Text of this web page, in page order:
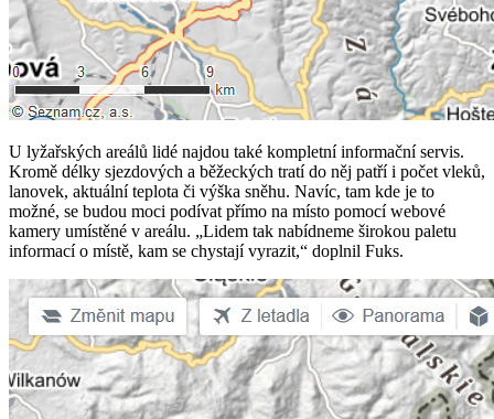
U lyžařských areálů lidé najdou také kompletní informační servis.
Kromě délky sjezdových a běžeckých tratí do něj patří i počet vleků,
lanovek, aktuální teplota či výška sněhu. Navíc, tam kde je to
možné, se budou moci podívat přímo na místo pomocí webové
kamery umístěné v areálu. „Lidem tak nabídneme širokou paletu
informací o místě, kam se chystají vyrazit,“ doplnil Fuks.